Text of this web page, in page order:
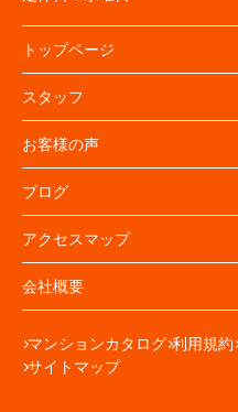
トップページ
スタッフ
お客様の声
ブログ
アクセスマップ
会社概要
マンションカタログ 利用規約
サイトマップ